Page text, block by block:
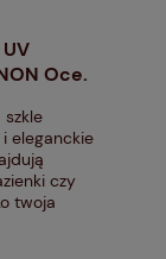
Oce.
eleganckie
czy
twoja